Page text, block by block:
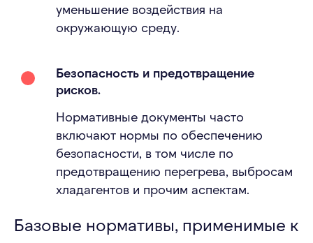
уменьшение воздействия на
окружающую среду.
Безопасность и предотвращение
рисков.
Нормативные документы часто
включают нормы по обеспечению
безопасности, в том числе по
предотвращению перегрева, выбросам
хладагентов и прочим аспектам.
Базовые нормативы, применимые к